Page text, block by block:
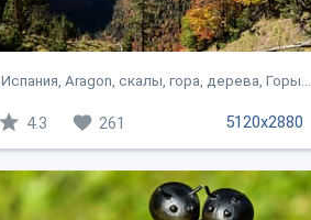
Испания, Aragon, скалы, гора, дерева, Горы...
5120x2880
4.3 261